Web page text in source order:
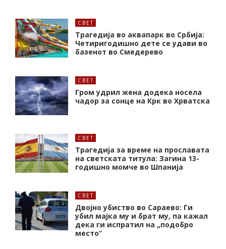
СВЕТ
Трагедија во аквапарк во Србија:
Четиригодишно дете се удави во
базенот во Смедерево
СВЕТ
Гром удрил жена додека носела
чадор за сонце на Крк во Хрватска
СВЕТ
Трагедија за време на прославата
на светската титула: Загина 13-
годишно момче во Шпанија
СВЕТ
Двојно убиство во Сараево: Ги
убил мајка му и брат му, па кажал
дека ги испратил на „подобро
место“